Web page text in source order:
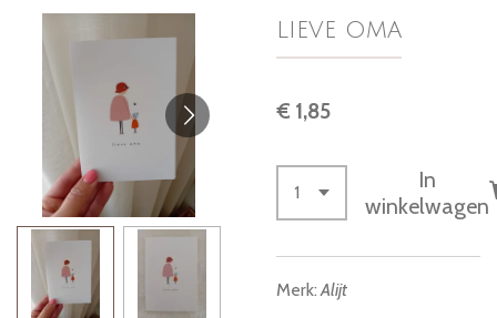
lieve oma
€ 1,85
In
winkelwagen
Merk:Alijt